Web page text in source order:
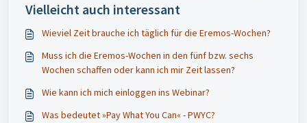
Vielleicht auch interessant
Wieviel Zeit brauche ich täglich für die Eremos-Wochen?
Muss ich die Eremos-Wochen in den fünf bzw. sechs
Wochen schaffen oder kann ich mir Zeit lassen?
Wie kann ich mich einloggen ins Webinar?
Was bedeutet »Pay What You Can« - PWYC?